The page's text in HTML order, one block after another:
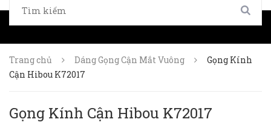
Trang chủ Dáng Gọng Cận Mắt Vuông
Gọng Kính
Cận Hibou K72017
Gọng Kính Cận Hibou K72017